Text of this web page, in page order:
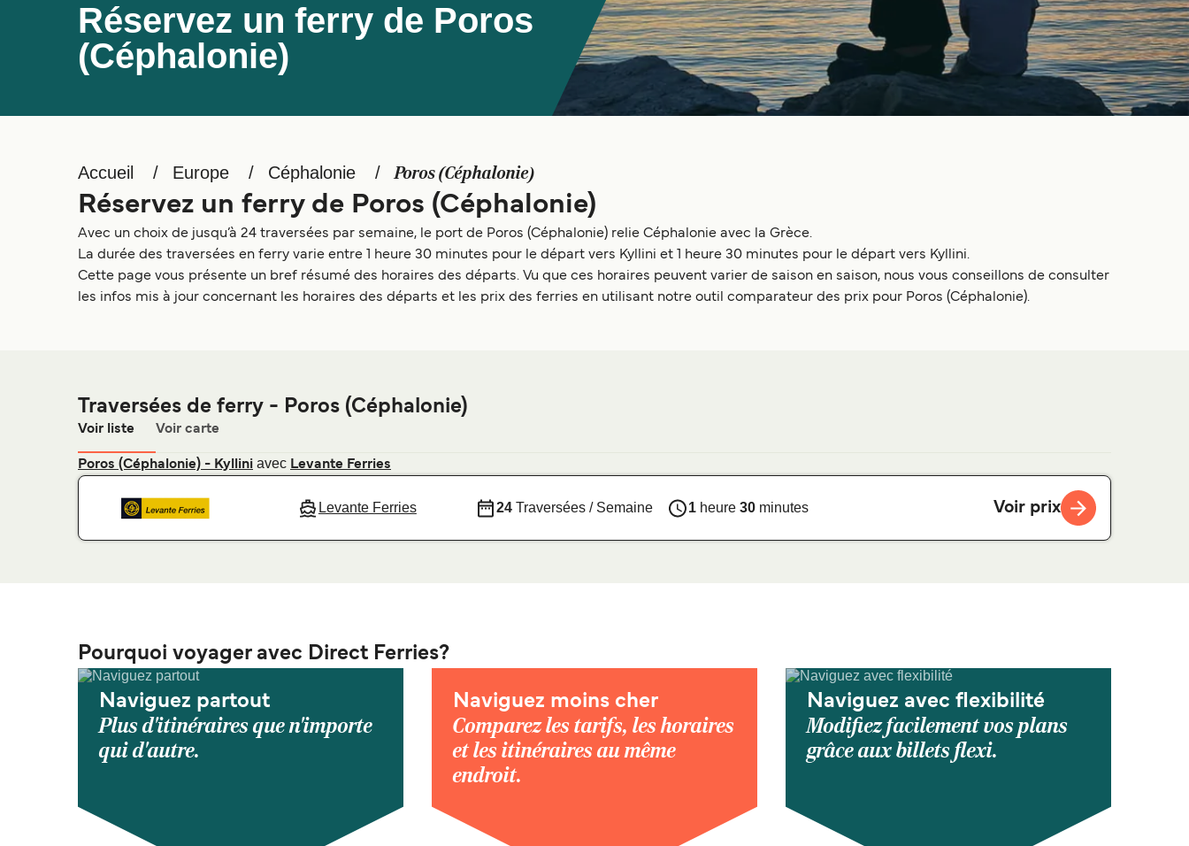
Réservez un ferry de Poros
(Céphalonie)
Accueil Europe Céphalonie Poros (Céphalonie)
Réservez un ferry de Poros (Céphalonie)
Avec un choix de jusqu’à 24 traversées par semaine, le port de Poros (Céphalonie) relie Céphalonie avec la Grèce.
La durée des traversées en ferry varie entre 1 heure 30 minutes pour le départ vers Kyllini et 1 heure 30 minutes pour le départ vers Kyllini.
Cette page vous présente un bref résumé des horaires des départs. Vu que ces horaires peuvent varier de saison en saison, nous vous conseillons de consulter
les infos mis à jour concernant les horaires des départs et les prix des ferries en utilisant notre outil comparateur des prix pour Poros (Céphalonie).
Traversées de ferry - Poros (Céphalonie)
Voir liste Voir carte
Poros (Céphalonie) - Kyllini avec Levante Ferries
Levante Ferries 24 Traversées / Semaine 1 heure30 minutes Voir prix
Pourquoi voyager avec Direct Ferries?
Naviguez partout
Plus d'itinéraires que n'importe
qui d'autre.
Naviguez moins cher
Comparez les tarifs, les horaires
et les itinéraires au même
endroit.
Naviguez avec flexibilité
Modifiez facilement vos plans
grâce aux billets flexi.